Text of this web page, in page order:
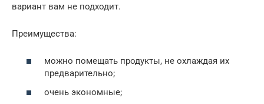
вариант вам не подходит.
Преимущества:
можно помещать продукты, не охлаждая их
предварительно;
очень экономные;